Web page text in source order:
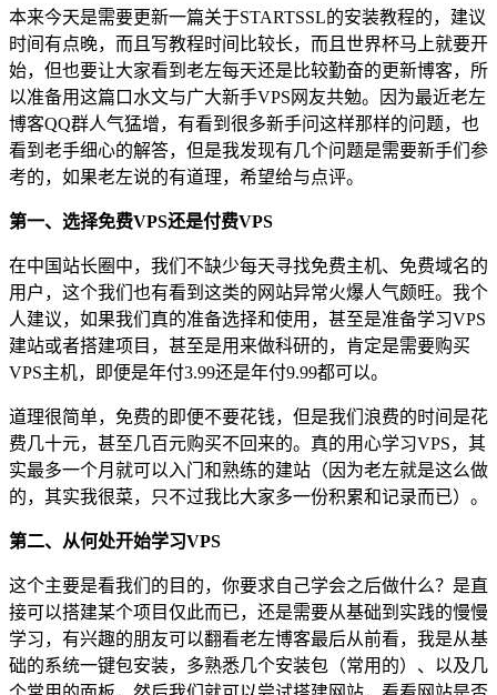
本来今天是需要更新一篇关于STARTSSL的安装教程的，建议
时间有点晚，而且写教程时间比较长，而且世界杯马上就要开
始，但也要让大家看到老左每天还是比较勤奋的更新博客，所
以准备用这篇口水文与广大新手VPS网友共勉。因为最近老左
博客QQ群人气猛增，有看到很多新手问这样那样的问题，也
看到老手细心的解答，但是我发现有几个问题是需要新手们参
考的，如果老左说的有道理，希望给与点评。
第一、选择免费VPS还是付费VPS
在中国站长圈中，我们不缺少每天寻找免费主机、免费域名的
用户，这个我们也有看到这类的网站异常火爆人气颇旺。我个
人建议，如果我们真的准备选择和使用，甚至是准备学习VPS
建站或者搭建项目，甚至是用来做科研的，肯定是需要购买
VPS主机，即便是年付3.99还是年付9.99都可以。
道理很简单，免费的即便不要花钱，但是我们浪费的时间是花
费几十元，甚至几百元购买不回来的。真的用心学习VPS，其
实最多一个月就可以入门和熟练的建站（因为老左就是这么做
的，其实我很菜，只不过我比大家多一份积累和记录而已）。
第二、从何处开始学习VPS
这个主要是看我们的目的，你要求自己学会之后做什么？是直
接可以搭建某个项目仅此而已，还是需要从基础到实践的慢慢
学习，有兴趣的朋友可以翻看老左博客最后从前看，我是从基
础的系统一键包安装，多熟悉几个安装包（常用的）、以及几